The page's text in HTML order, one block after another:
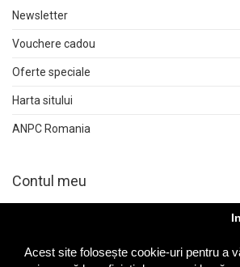
Acest site folosește cookie-uri pentru a
Newsletter
Vouchere cadou
Oferte speciale
Harta sitului
ANPC Romania
Contul meu